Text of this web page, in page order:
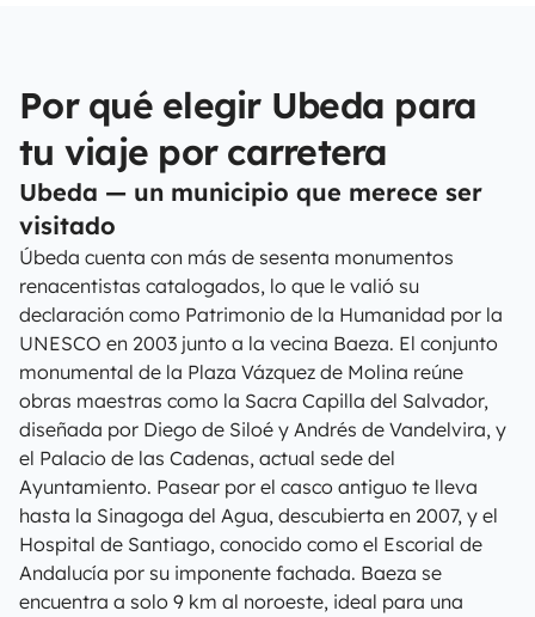
Por qué elegir Ubeda para
tu viaje por carretera
Ubeda — un municipio que merece ser
visitado
Úbeda cuenta con más de sesenta monumentos
renacentistas catalogados, lo que le valió su
declaración como Patrimonio de la Humanidad por la
UNESCO en 2003 junto a la vecina Baeza. El conjunto
monumental de la Plaza Vázquez de Molina reúne
obras maestras como la Sacra Capilla del Salvador,
diseñada por Diego de Siloé y Andrés de Vandelvira, y
el Palacio de las Cadenas, actual sede del
Ayuntamiento. Pasear por el casco antiguo te lleva
hasta la Sinagoga del Agua, descubierta en 2007, y el
Hospital de Santiago, conocido como el Escorial de
Andalucía por su imponente fachada. Baeza se
encuentra a solo 9 km al noroeste, ideal para una